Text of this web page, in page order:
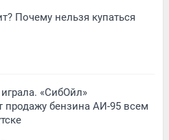
Почему нельзя купаться
«СибОйл»
продажу бензина АИ-95 всем